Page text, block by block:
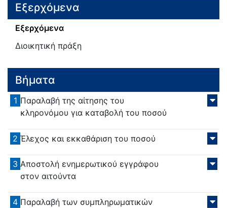
Εξερχόμενα
Εξερχόμενα
Διοικητική πράξη
Βήματα
1 Παραλαβή της αίτησης του
κληρονόμου για καταβολή του ποσού
2 Έλεχος και εκκαθάριση του ποσού
3 Αποστολή ενημερωτικού εγγράφου
στον αιτούντα
4 Παραλαβή των συμπληρωματικών